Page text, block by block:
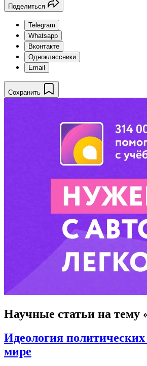
Поделиться
Telegram
Whatsapp
Вконтакте
Одноклассники
Email
Сохранить
Научные статьи на тему
Идеология
мире